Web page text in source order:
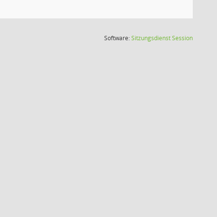
Software:SitzungsdienstSession(Wird in